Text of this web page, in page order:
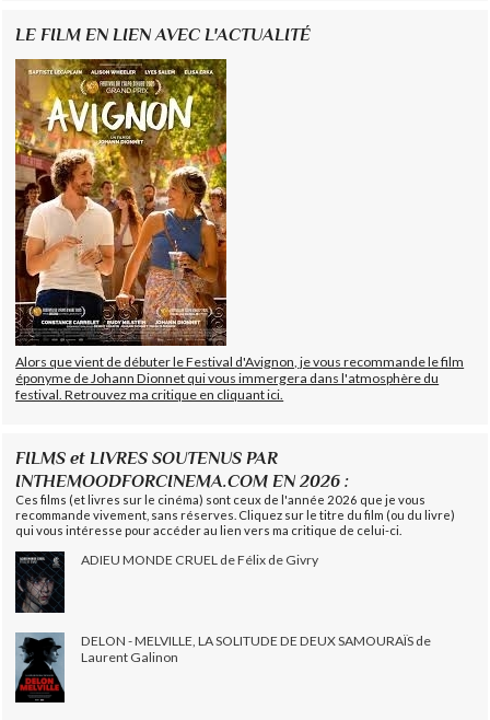
LE FILM EN LIEN AVEC L'ACTUALITÉ
Alors que vient de débuter le Festival d'Avignon, je vous recommande le film
éponyme de Johann Dionnet qui vous immergera dans l'atmosphère du
festival. Retrouvez ma critique en cliquant ici.
FILMS et LIVRES SOUTENUS PAR
INTHEMOODFORCINEMA.COM EN 2026 :
Ces films (et livres sur le cinéma) sont ceux de l'année 2026 que je vous
recommande vivement, sans réserves. Cliquez sur le titre du film (ou du livre)
qui vous intéresse pour accéder au lien vers ma critique de celui-ci.
ADIEU MONDE CRUEL de Félix de Givry
DELON - MELVILLE, LA SOLITUDE DE DEUX SAMOURAÏS de
Laurent Galinon